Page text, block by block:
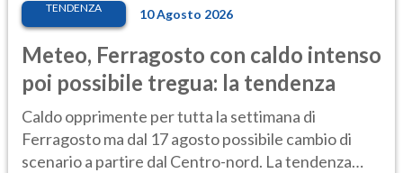
TENDENZA 10 Agosto 2026
Meteo, Ferragosto con caldo intenso
poi possibile tregua: la tendenza
Caldo opprimente per tutta la settimana di
Ferragosto ma dal 17 agosto possibile cambio di
scenario a partire dal Centro-nord. La tendenza